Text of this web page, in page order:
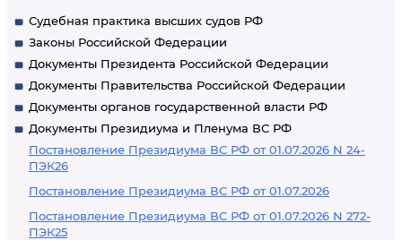
Судебная практика высших судов РФ
Законы Российской Федерации
Документы Президента Российской Федерации
Документы Правительства Российской Федерации
Документы органов государственной власти РФ
Документы Президиума и Пленума ВС РФ
Постановление Президиума ВС РФ от 01.07.2026 N 24-
ПЭК26
Постановление Президиума ВС РФ от 01.07.2026
Постановление Президиума ВС РФ от 01.07.2026 N 272-
ПЭК25